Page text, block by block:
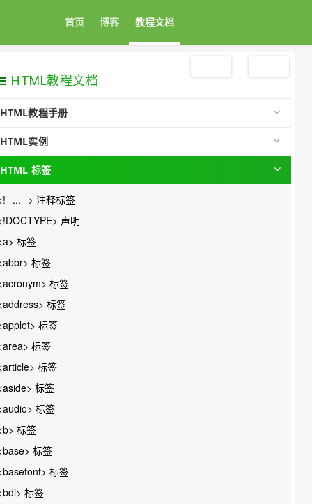
首页 博客 教程文档
HTML教程文档
HTML教程手册
HTML实例
HTML 标签
...--> 注释标签
声明
标签
标签
标签
标签
标签
标签
标签
标签
标签
标签
标签
标签
标签